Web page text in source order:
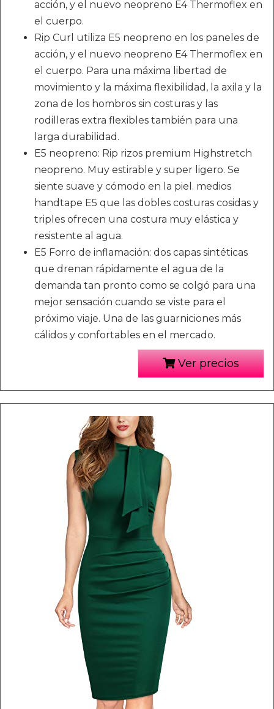
acción, y el nuevo neopreno E4 Thermoflex en
el cuerpo.
Rip Curl utiliza E5 neopreno en los paneles de
acción, y el nuevo neopreno E4 Thermoflex en
el cuerpo. Para una máxima libertad de
movimiento y la máxima flexibilidad, la axila y la
zona de los hombros sin costuras y las
rodilleras extra flexibles también para una
larga durabilidad.
E5 neopreno: Rip rizos premium Highstretch
neopreno. Muy estirable y super ligero. Se
siente suave y cómodo en la piel. medios
handtape E5 que las dobles costuras cosidas y
triples ofrecen una costura muy elástica y
resistente al agua.
E5 Forro de inflamación: dos capas sintéticas
que drenan rápidamente el agua de la
demanda tan pronto como se colgó para una
mejor sensación cuando se viste para el
próximo viaje. Una de las guarniciones más
cálidos y confortables en el mercado.
Ver precios